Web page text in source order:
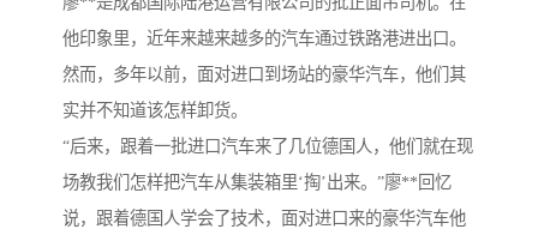
他印象里，近年来越来越多的汽车通过铁路港进出口。
然而，多年以前，面对进口到场站的豪华汽车，他们其
实并不知道该怎样卸货。
“后来，跟着一批进口汽车来了几位德国人，他们就在现
场教我们怎样把汽车从集装箱里‘掏’出来。”廖**回忆
说，跟着德国人学会了技术，面对进口来的豪华汽车他